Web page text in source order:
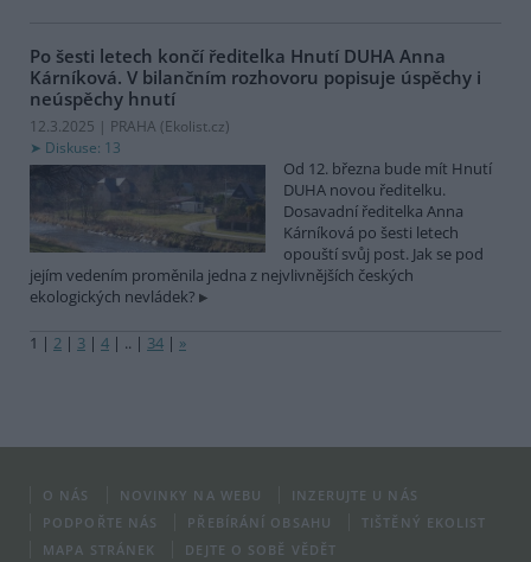
Po šesti letech končí ředitelka Hnutí DUHA Anna
Kárníková. V bilančním rozhovoru popisuje úspěchy i
neúspěchy hnutí
12.3.2025 | PRAHA (Ekolist.cz)
Diskuse: 13
Od 12. března bude mít Hnutí
DUHA novou ředitelku.
Dosavadní ředitelka Anna
Kárníková po šesti letech
opouští svůj post. Jak se pod
jejím vedením proměnila jedna z nejvlivnějších českých
ekologických nevládek?
1 | 2 | 3 | 4 | .. | 34 | »
O NÁS NOVINKY NA WEBU
INZERUJTE U NÁS
PODPOŘTE NÁS
PŘEBÍRÁNÍ OBSAHU
TIŠTĚNÝ EKOLIST
MAPA STRÁNEK
DEJTE O SOBĚ VĚDĚT